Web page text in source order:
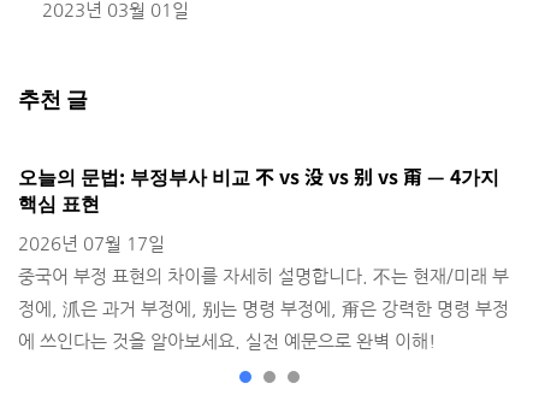
2023년 03월 01일
추천 글
오늘의 문법: 부정부사 비교 不 vs 没 vs 别 vs 甭 — 4가지
핵심 표현
2026년 07월 17일
중국어 부정 표현의 차이를 자세히 설명합니다. 不는 현재/미래 부
정에, 沠은 과거 부정에, 别는 명령 부정에, 甭은 강력한 명령 부정
에 쓰인다는 것을 알아보세요. 실전 예문으로 완벽 이해!